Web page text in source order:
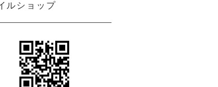
ルショップ